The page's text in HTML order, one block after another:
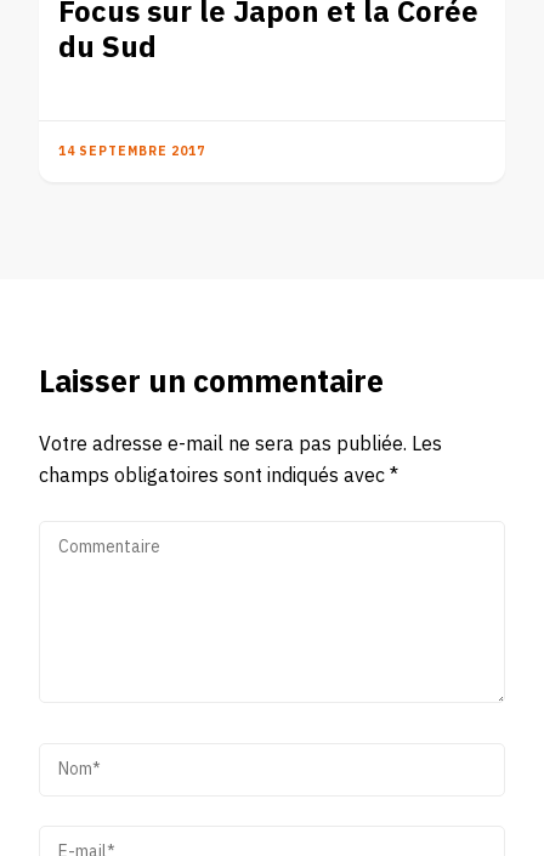
Focus sur le Japon et la Corée
du Sud
14 SEPTEMBRE 2017
Laisser un commentaire
Votre adresse e-mail ne sera pas publiée. Les
champs obligatoires sont indiqués avec*